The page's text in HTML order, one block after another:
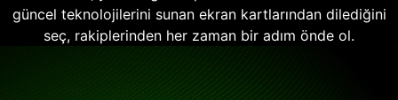
güncel teknolojilerini sunan ekran kartlarından dilediğini
seç, rakiplerinden her zaman bir adım önde ol.